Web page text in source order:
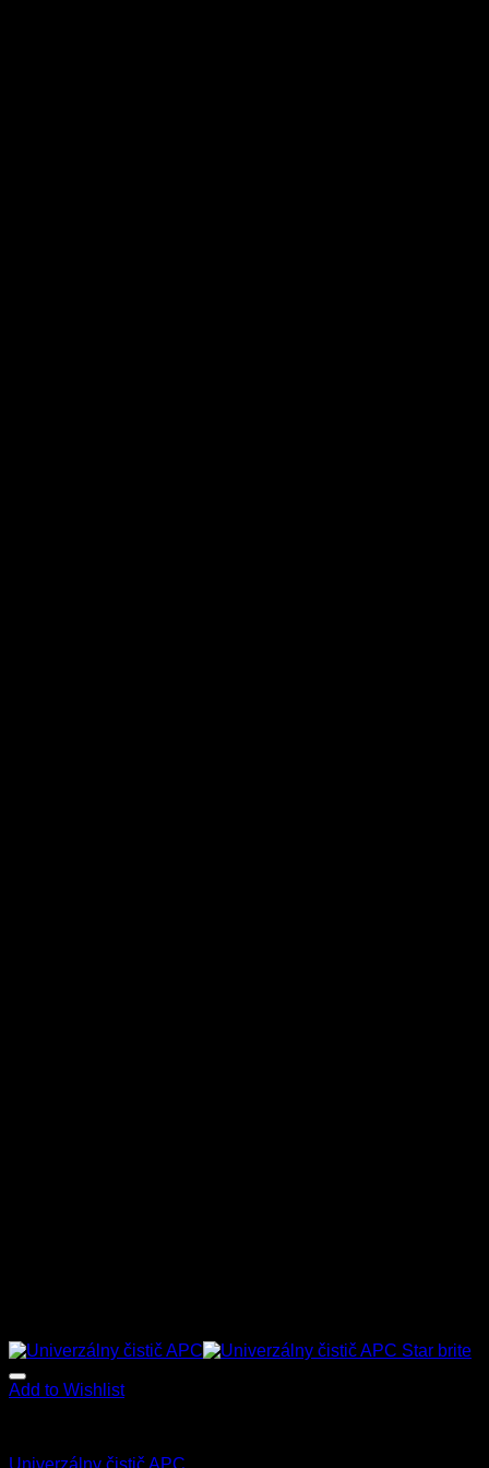
Add to Wishlist
Univerzálny čistič APC